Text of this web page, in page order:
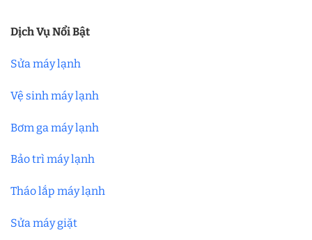
Dịch Vụ Nổi Bật
Sửa máy lạnh
Vệ sinh máy lạnh
Bơm ga máy lạnh
Bảo trì máy lạnh
Tháo lắp máy lạnh
Sửa máy giặt